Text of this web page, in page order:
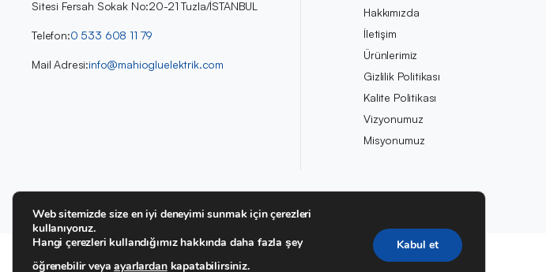
Sitesi Fersah Sokak No:20-21 Tuzla/İSTANBUL
Telefon:0 533 608 11 79
Mail Adresi:info@mahiogluelektrik.com
Hakkımızda
İletişim
Ürünlerimiz
Gizlilik Politikası
Kalite Politikası
Vizyonumuz
Misyonumuz
Copyright 2024 | Mahioğlu Elektrik
Web sitemizde size en iyi deneyimi sunmak için çerezleri
kullanıyoruz.
Hangi çerezleri kullandığımız hakkında daha fazla şey
öğrenebilir veyaayarlardankapatabilirsiniz.
Kabul et